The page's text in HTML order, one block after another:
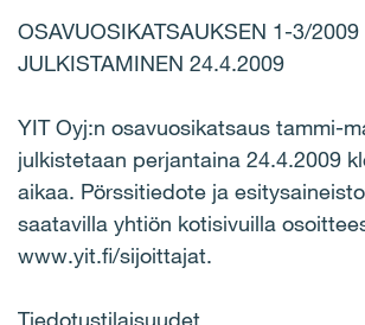
OSAVUOSIKATSAUKSEN 1-3/2009
JULKISTAMINEN 24.4.2009
YIT Oyj:n osavuosikatsaus tammi-
julkistetaan perjantaina 24.4.2009
aikaa. Pörssitiedote ja
saatavilla yhtiön kotisivuilla
www.yit.fi/sijoittajat.
Tiedotustilaisuudet